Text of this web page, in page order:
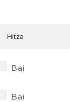
Bai
Bai